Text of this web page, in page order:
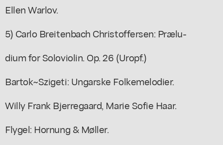
Ellen Warlov.
5) Carlo Breitenbach Christoffersen: Prælu-
dium for Soloviolin. Op. 26 (Uropf.)
Bartok~Szigeti: Ungarske Folkemelodier.
Willy Frank Bjerregaard, Marie Sofie Haar.
Flygel: Hornung & Møller.